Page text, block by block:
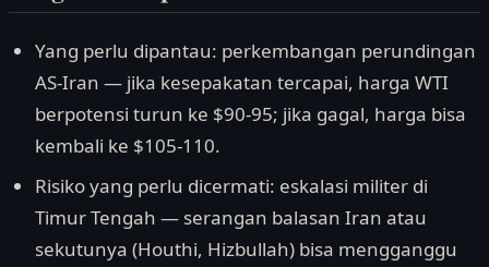
Yang perlu dipantau: perkembangan perundingan
AS-Iran — jika kesepakatan tercapai, harga WTI
berpotensi turun ke $90-95; jika gagal, harga bisa
kembali ke $105-110.
Risiko yang perlu dicermati: eskalasi militer di
Timur Tengah — serangan balasan Iran atau
sekutunya (Houthi, Hizbullah) bisa mengganggu